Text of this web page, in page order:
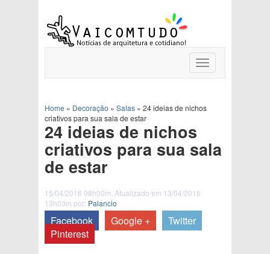
Toggle
navigation
Home » Decoração » Salas » 24 ideias de nichos
criativos para sua sala de estar
24 ideias de nichos
criativos para sua sala
de estar
15/04/2016 08h00m. Atualizado em 13/04/2016
13h03m por: Palancio
Facebook Google +
Twitter
Pinterest